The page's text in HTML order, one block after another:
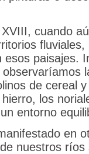
cuando
fluviales,
paisajes.
de cereal
los
entorno
en
nuestros